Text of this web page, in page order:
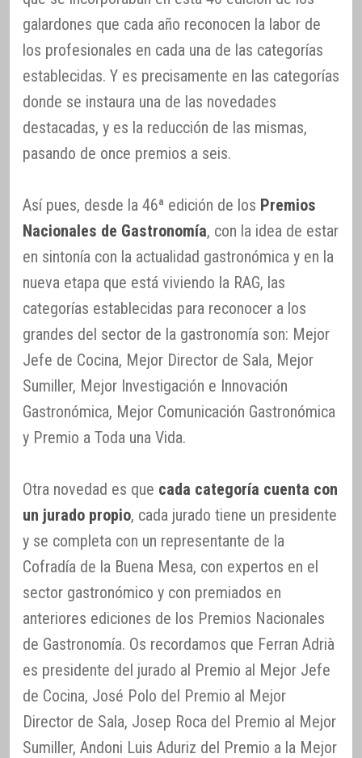
galardones que cada año reconocen la labor de
los profesionales en cada una de las categorías
establecidas. Y es precisamente en las categorías
donde se instaura una de las novedades
destacadas, y es la reducción de las mismas,
pasando de once premios a seis.
Así pues, desde la 46ª edición de los Premios
Nacionales de Gastronomía, con la idea de estar
en sintonía con la actualidad gastronómica y en la
nueva etapa que está viviendo la RAG, las
categorías establecidas para reconocer a los
grandes del sector de la gastronomía son: Mejor
Jefe de Cocina, Mejor Director de Sala, Mejor
Sumiller, Mejor Investigación e Innovación
Gastronómica, Mejor Comunicación Gastronómica
y Premio a Toda una Vida.
Otra novedad es que cada categoría cuenta con
un jurado propio, cada jurado tiene un presidente
y se completa con un representante de la
Cofradía de la Buena Mesa, con expertos en el
sector gastronómico y con premiados en
anteriores ediciones de los Premios Nacionales
de Gastronomía. Os recordamos que Ferran Adrià
es presidente del jurado al Premio al Mejor Jefe
de Cocina, José Polo del Premio al Mejor
Director de Sala, Josep Roca del Premio al Mejor
Sumiller, Andoni Luis Aduriz del Premio a la Mejor